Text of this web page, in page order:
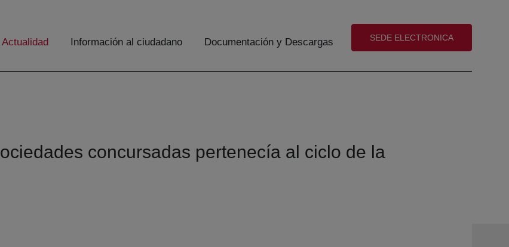
Actualidad Información al ciudadano Documentación y Descargas (abre en nueva ventana)
SEDE ELECTRONICA
concursadas pertenecía al ciclo de la